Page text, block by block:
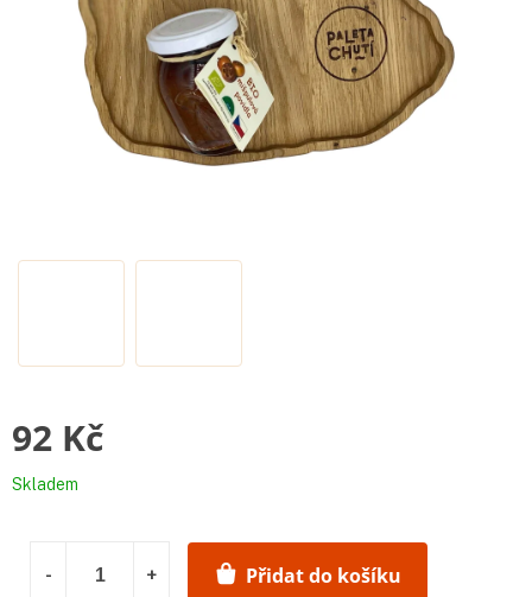
92 Kč
Měrná
Skladem
Přidat do košíku